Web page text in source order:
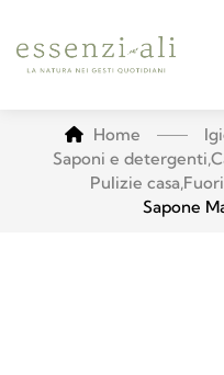
Home
Saponi e detergenti,
Pulizie casa,
Sapone